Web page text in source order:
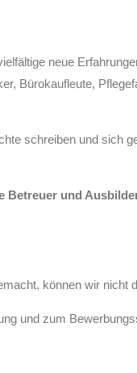
neue
Bürokaufleute,
schreiben und sich
Betreuer und
können wir nicht
und zum